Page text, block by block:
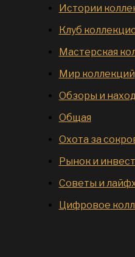
Истории
Клуб
Мастерская
Мир коллекций
Обзоры и
Общая
Охота за
Рынок и
Советы и
Цифровое